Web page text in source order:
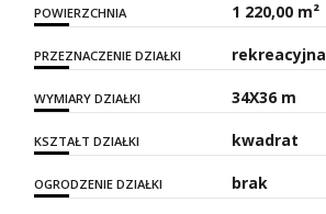
POWIERZCHNIA 1 220,00 m²
PRZEZNACZENIE DZIAŁKI rekreacyjna
WYMIARY DZIAŁKI 34X36 m
KSZTAŁT DZIAŁKI kwadrat
OGRODZENIE DZIAŁKI brak